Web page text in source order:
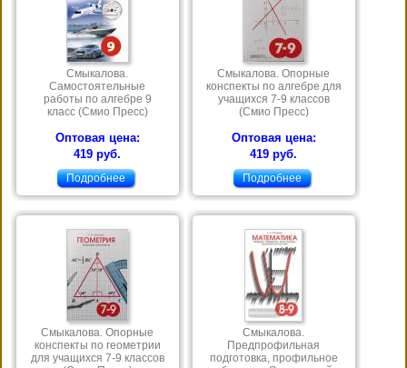
Смыкалова.
Самостоятельные
работы по алгебре 9
класс (Смио Пресс)
Оптовая цена:
419 руб.
Подробнее
Смыкалова. Опорные
конспекты по алгебре для
учащихся 7-9 классов
(Смио Пресс)
Оптовая цена:
419 руб.
Подробнее
Смыкалова. Опорные
конспекты по геометрии
для учащихся 7-9 классов
Смыкалова.
Предпрофильная
подготовка, профильное